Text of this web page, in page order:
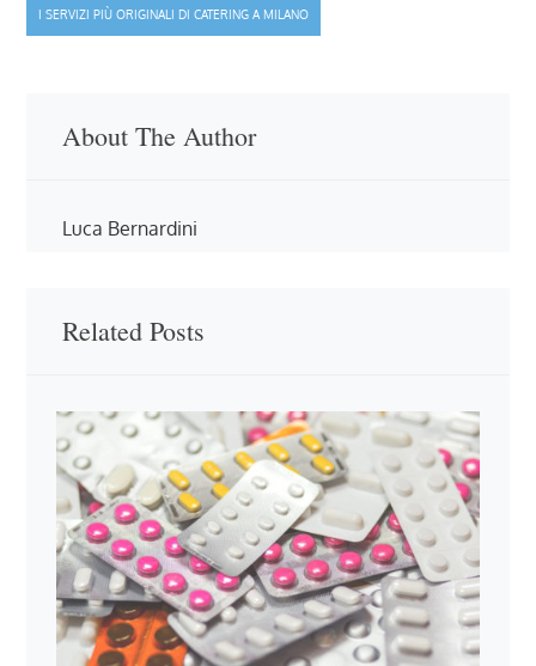
I SERVIZI PIÙ ORIGINALI DI CATERING A MILANO
About The Author
Luca Bernardini
Related Posts